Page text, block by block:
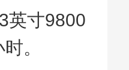
寸9800
。